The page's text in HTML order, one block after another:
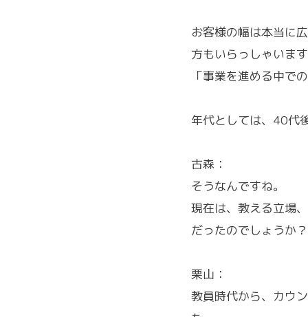
お客様の幅は本当に
方もいらっしゃいま
「事業を進める中で
年代としては、40代
古森：
そうなんですね。
現在は、教える立場
だったのでしょうか？
栗山：
教員時代から、カウ